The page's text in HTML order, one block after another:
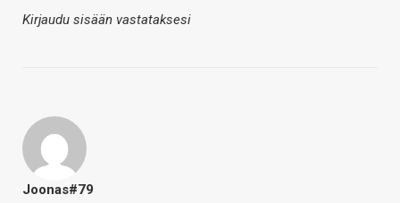
Kirjaudu sisään vastataksesi
Joonas#79